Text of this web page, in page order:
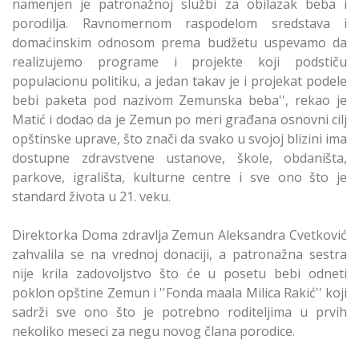
namenjen je patronažnoj službi za obilazak beba i
porodilja. Ravnomernom raspodelom sredstava i
domaćinskim odnosom prema budžetu uspevamo da
realizujemo programe i projekte koji podstiču
populacionu politiku, a jedan takav je i projekat podele
bebi paketa pod nazivom Zemunska beba'', rekao je
Matić i dodao da je Zemun po meri građana osnovni cilj
opštinske uprave, što znači da svako u svojoj blizini ima
dostupne zdravstvene ustanove, škole, obdaništa,
parkove, igrališta, kulturne centre i sve ono što je
standard života u 21. veku.
Direktorka Doma zdravlja Zemun Aleksandra Cvetković
zahvalila se na vrednoj donaciji, a patronažna sestra
nije krila zadovoljstvo što će u posetu bebi odneti
poklon opštine Zemun i ''Fonda maala Milica Rakić'' koji
sadrži sve ono što je potrebno roditeljima u prvih
nekoliko meseci za negu novog člana porodice.